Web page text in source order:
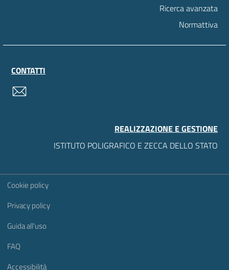
Ricerca avanzata
Normattiva
CONTATTI
REALIZZAZIONE E GESTIONE
ISTITUTO POLIGRAFICO E ZECCA DELLO STATO
Sezione Link Utili
Cookie policy
Privacy policy
Guida all'uso
FAQ
Accessibilità